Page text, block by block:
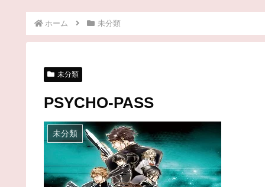
ホーム 未分類
未分類
PSYCHO-PASS
未分類